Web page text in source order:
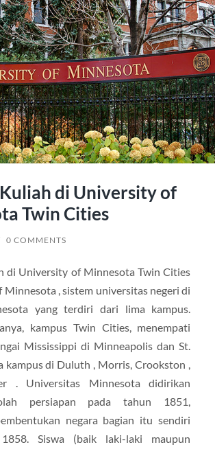
di University of
Twin Cities
0 COMMENTS
di University of Minnesota Twin Cities
Minnesota , sistem universitas negeri di
yang terdiri dari lima kampus.
kampus Twin Cities, menempati
Mississippi di Minneapolis dan St.
kampus di Duluth , Morris, Crookston ,
. Universitas Minnesota didirikan
persiapan pada tahun 1851,
negara bagian itu sendiri
Siswa (baik laki-laki maupun